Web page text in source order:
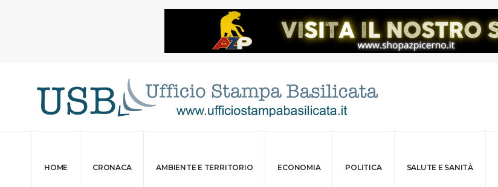
HOME CRONACA AMBIENTE E TERRITORIO ECONOMIA POLITICA SALUTE E SANITÀ